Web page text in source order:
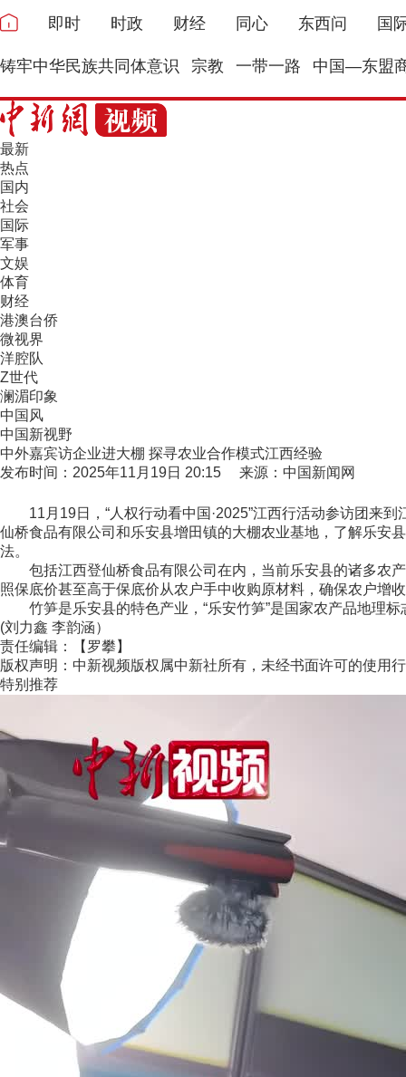
即时 时政 财经 同心 东西问 国
铸牢中华民族共同体意识 宗教 一带一路 中国—东盟
最新
热点
国内
社会
国际
军事
文娱
体育
财经
港澳台侨
微视界
洋腔队
Z世代
澜湄印象
中国风
中国新视野
中外嘉宾访企业进大棚 探寻农业合作模式江西经验
发布时间：2025年11月19日 20:15 来源：中国新闻网
11月19日，“人权行动看中国·2025”江西行活动参访团来到
仙桥食品有限公司和乐安县增田镇的大棚农业基地，了解乐安
法。
包括江西登仙桥食品有限公司在内，当前乐安县的诸多农产
照保底价甚至高于保底价从农户手中收购原材料，确保农户增
竹笋是乐安县的特色产业，“乐安竹笋”是国家农产品地理标
(刘力鑫 李韵涵）
责任编辑：【罗攀】
版权声明：中新视频版权属中新社所有，未经书面许可的使用
特别推荐